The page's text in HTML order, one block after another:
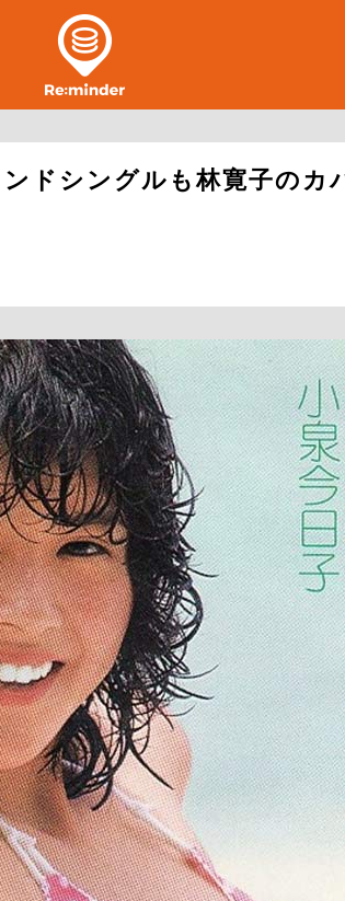
ドシングルも林寛子のカ